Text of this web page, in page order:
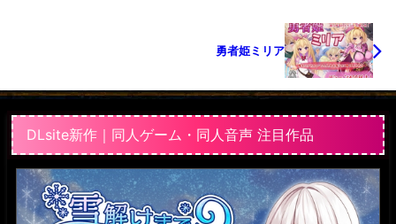
勇者姫ミリア
DLsite新作｜同人ゲーム・同人音声 注目作品